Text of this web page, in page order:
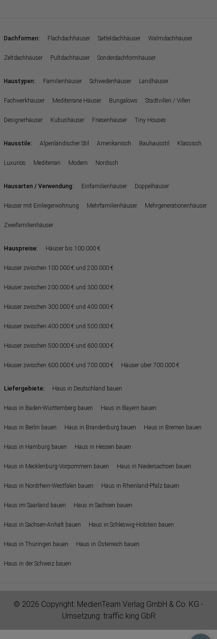
Dachformen: Flachdachhäuser Satteldachhäuser Walmdachhäuser
Zeltdachhäuser Pultdachhäuser Sonderdachformhäuser
Haustypen: Familienhäuser Schwedenhäuser Landhäuser
Fachwerkhäuser Mediterrane Häuser Bungalows Stadtvillen / Villen
Designerhäuser Kubushäuser Friesenhäuser Tiny Houses
Hausstile: Alpenländischer Stil Amerikanisch Bauhausstil Klassisch
Luxuriös Mediterran Modern Nordisch
Hausarten / Verwendung: Einfamilienhäuser Doppelhäuser
Häuser mit Einliegerwohnung Mehrfamilienhäuser Mehrgenerationenhäuser
Zweifamilienhäuser
Hauspreise: Häuser bis 100.000 €
Häuser zwischen 100.000 € und 200.000 €
Häuser zwischen 200.000 € und 300.000 €
Häuser zwischen 300.000 € und 400.000 €
Häuser zwischen 400.000 € und 500.000 €
Häuser zwischen 500.000 € und 600.000 €
Häuser zwischen 600.000 € und 700.000 € Häuser über 700.000 €
Liefergebiete: Haus in Deutschland bauen
Haus in Baden-Württemberg bauen Haus in Bayern bauen
Haus in Berlin bauen Haus in Brandenburg bauen Haus in Bremen bauen
Haus in Hamburg bauen Haus in Hessen bauen
Haus in Mecklenburg-Vorpommern bauen Haus in Niedersachsen bauen
Haus in Nordrhein-Westfalen bauen Haus in Rheinland-Pfalz bauen
Haus im Saarland bauen Haus in Sachsen bauen
Haus in Sachsen-Anhalt bauen Haus in Schleswig-Holstein bauen
Haus in Thüringen bauen Haus in Österreich bauen
Haus in der Schweiz bauen
© 2026 Copyright: MedienTeam Verlag GmbH & Co. KG -
Umsetzung: traffic king GbR